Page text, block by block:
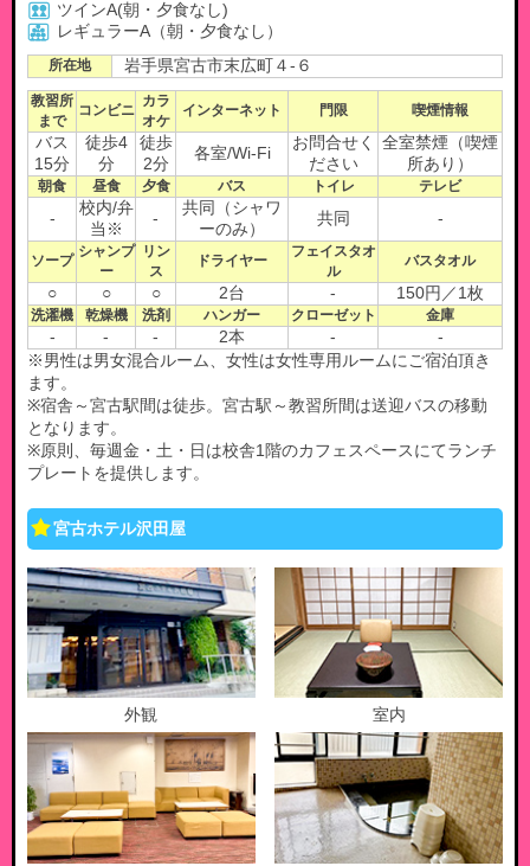
ツインA(朝・夕食なし)
レギュラーA（朝・夕食なし）
所在地 岩手県宮古市末広町４-６
教習所
まで
コンビニ
カラ
オケ
インターネット 門限 喫煙情報
バス
15分
徒歩4
分
徒歩
2分
各室/Wi-Fi
お問合せく
ださい
全室禁煙（喫煙
所あり）
朝食 昼食 夕食 バス トイレ テレビ
-
校内/弁
当※
-
共同（シャワ
ーのみ）
共同 -
ソープ
シャンプ
ー
リン
ス
ドライヤー
フェイスタオ
ル
バスタオル
○ ○ ○ 2台 - 150円／1枚
洗濯機 乾燥機 洗剤 ハンガー クローゼット 金庫
- - - 2本 -
-
※男性は男女混合ルーム、女性は女性専用ルームにご宿泊頂き
ます。
※宿舎～宮古駅間は徒歩。宮古駅～教習所間は送迎バスの移動
となります。
※原則、毎週金・土・日は校舎1階のカフェスペースにてランチ
プレートを提供します。
宮古ホテル沢田屋
外観 室内